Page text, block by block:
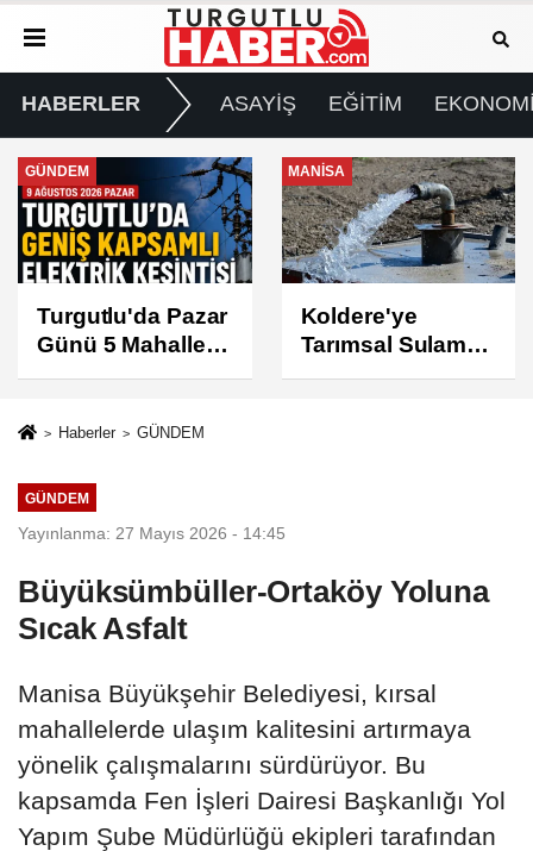
HABERLER ASAYİŞ EĞİTİM
MANİSA
Koldere'ye
Tarımsal Sulama
Desteği
GÜNDEM
Manisa'da 1.200
Kınalı Keklik
Doğaya Salındı
Haberler GÜNDEM
GÜNDEM
Yayınlanma: 27 Mayıs 2026 - 14:45
Büyüksümbüller-Ortaköy Yoluna
Sıcak Asfalt
Manisa Büyükşehir Belediyesi, kırsal
mahallelerde ulaşım kalitesini artırmaya
yönelik çalışmalarını sürdürüyor. Bu
kapsamda Fen İşleri Dairesi Başkanlığı Yol
Yapım Şube Müdürlüğü ekipleri tarafından